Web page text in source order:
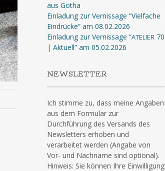
aus Gotha
Einladung zur Vernissage “Vielfache
Eindrücke” am 08.02.2026
Einladung zur Vernissage “ATELIER70
| Aktuell” am 05.02.2026
NEWSLETTER
Ich stimme zu, dass meine Angaben
aus dem Formular zur
Durchführung des Versands des
Newsletters erhoben und
verarbeitet werden (Angabe von
Vor- und Nachname sind optional).
Hinweis: Sie können Ihre Einwilligung